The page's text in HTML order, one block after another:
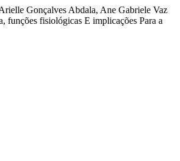
Gonçalves Abdala, Ane Gabriele Vaz
funções fisiológicas E implicações Para a